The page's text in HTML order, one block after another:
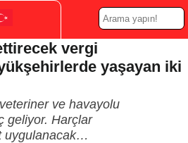
▼
vergi
yaşayan iki
ve havayolu
geliyor. Harçlar
uygulanacak…